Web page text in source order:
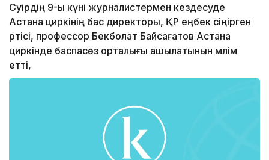
Сәуірдің 9-ы күні журналистермен кездесуде
Астана циркінің бас директоры, ҚР еңбек сіңірген
әртісі, профессор Бекболат Байсағатов Астана
циркінде баспасөз орталығы ашылатынын мәлім
етті,